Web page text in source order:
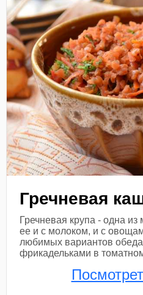
Гречневая
Гречневая крупа - одна
ее и с молоком, и с
любимых вариантов
фрикадельками в